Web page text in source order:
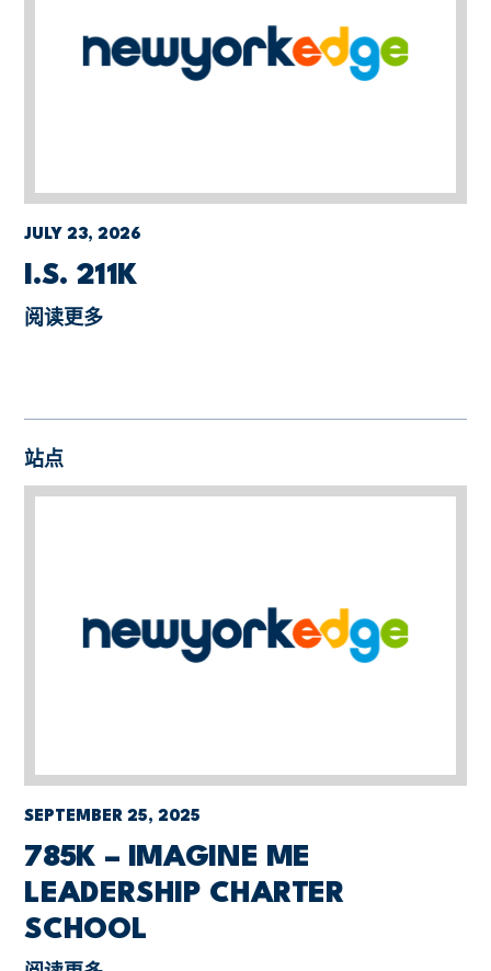
JULY 23, 2026
I.S. 211K
阅读更多
站点
SEPTEMBER 25, 2025
785K – IMAGINE ME
LEADERSHIP CHARTER
SCHOOL